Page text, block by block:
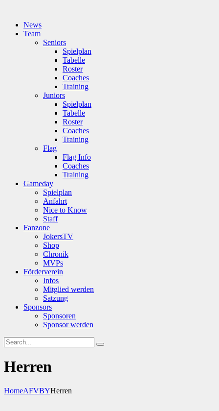
News
Team
Seniors
Spielplan
Tabelle
Roster
Coaches
Training
Juniors
Spielplan
Tabelle
Roster
Coaches
Training
Flag
Flag Info
Coaches
Training
Gameday
Spielplan
Anfahrt
Nice to Know
Staff
Fanzone
JokersTV
Shop
Chronik
MVPs
Förderverein
Infos
Mitglied werden
Satzung
Sponsors
Sponsoren
Sponsor werden
Herren
HomeAFVBYHerren